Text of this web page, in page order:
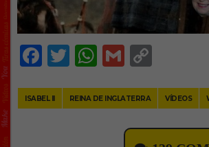
Facebook
Twitter
WhatsApp
Gmail
ISABEL II REINA DE INGLATERRA VÍDEOS